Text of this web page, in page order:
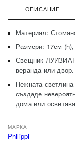
ОПИСАНИЕ
Материал:
Размери: 17см
Свещник
веранда или двор.
Нежната
създаде
дома или
МАРКА
Philippi